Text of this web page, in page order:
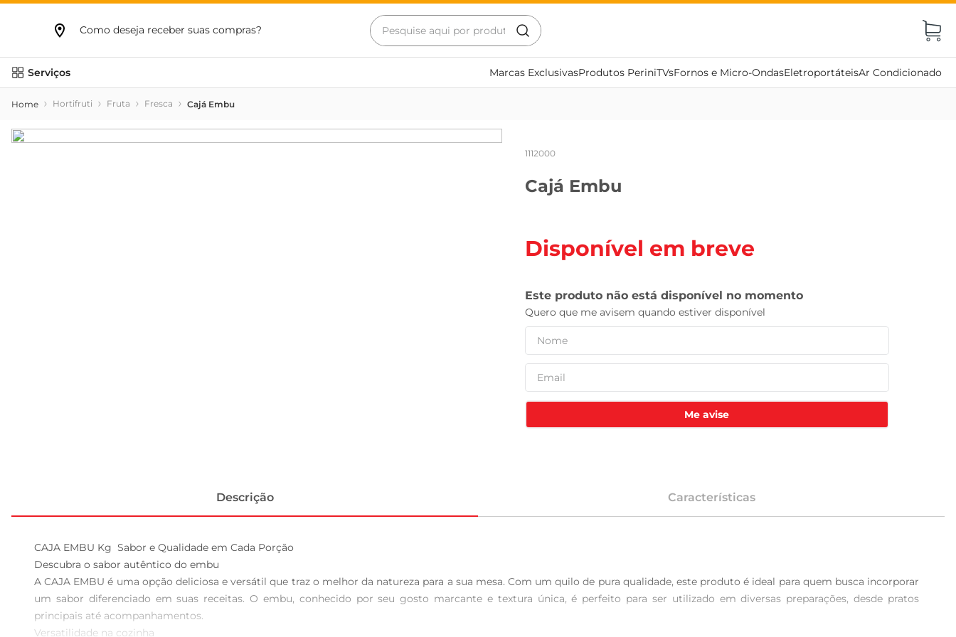
Como deseja receber suas compras?
Serviços Marcas ExclusivasProdutos PeriniTVsFornos e Micro-OndasEletroportáteisAr Condicionado
Hortifruti Fruta Fresca Cajá Embu
1112000
Cajá Embu
Disponível em breve
Me avise
Descrição Características
CAJA EMBU Kg  Sabor e Qualidade em Cada Porção
Descubra o sabor autêntico do embu
A CAJA EMBU é uma opção deliciosa e versátil que traz o melhor da natureza para a sua mesa. Com um quilo de pura qualidade, este produto é ideal para quem busca incorporar
um sabor diferenciado em suas receitas. O embu, conhecido por seu gosto marcante e textura única, é perfeito para ser utilizado em diversas preparações, desde pratos
principais até acompanhamentos.
Versatilidade na cozinha